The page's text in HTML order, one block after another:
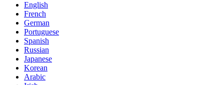
English
French
German
Portuguese
Spanish
Russian
Japanese
Korean
Arabic